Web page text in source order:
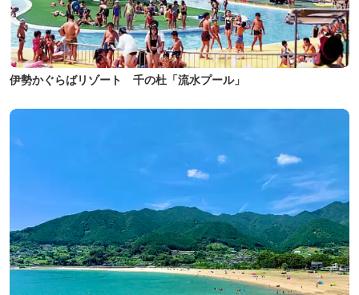
伊勢かぐらばリゾート 千の杜「流水プール」